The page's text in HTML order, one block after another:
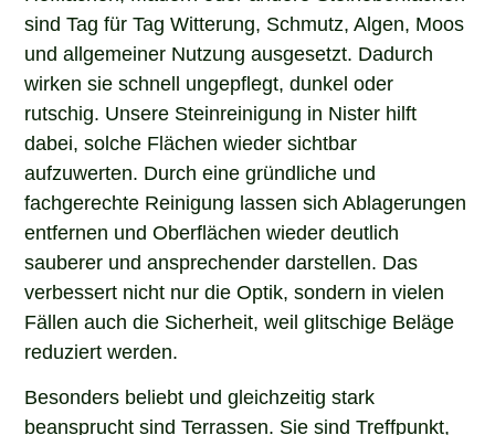
sind Tag für Tag Witterung, Schmutz, Algen, Moos
und allgemeiner Nutzung ausgesetzt. Dadurch
wirken sie schnell ungepflegt, dunkel oder
rutschig. Unsere Steinreinigung in Nister hilft
dabei, solche Flächen wieder sichtbar
aufzuwerten. Durch eine gründliche und
fachgerechte Reinigung lassen sich Ablagerungen
entfernen und Oberflächen wieder deutlich
sauberer und ansprechender darstellen. Das
verbessert nicht nur die Optik, sondern in vielen
Fällen auch die Sicherheit, weil glitschige Beläge
reduziert werden.
Besonders beliebt und gleichzeitig stark
beansprucht sind Terrassen. Sie sind Treffpunkt,